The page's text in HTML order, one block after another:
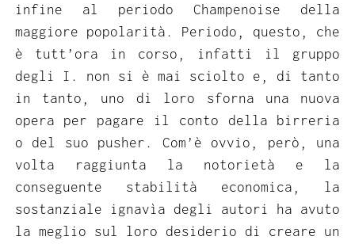
infine al periodo Champenoise della
maggiore popolarità. Periodo, questo, che
è tutt’ora in corso, infatti il gruppo
degli I. non si è mai sciolto e, di tanto
in tanto, uno di loro sforna una nuova
opera per pagare il conto della birreria
o del suo pusher. Com’è ovvio, però, una
volta raggiunta la notorietà e la
conseguente stabilità economica, la
sostanziale ignavìa degli autori ha avuto
la meglio sul loro desiderio di creare un